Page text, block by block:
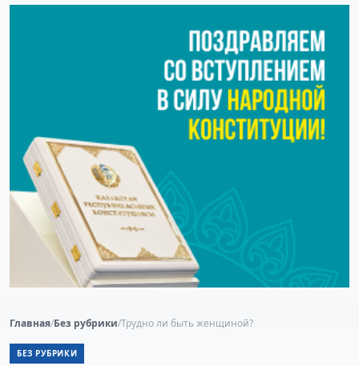
Главная/Без рубрики/Трудно ли быть женщиной?
БЕЗ РУБРИКИ